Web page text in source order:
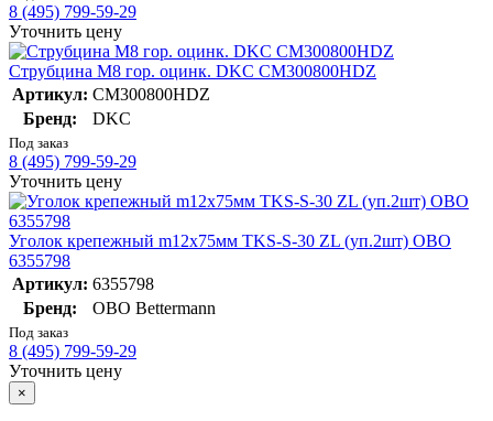
8 (495) 799-59-29
Уточнить цену
Струбцина М8 гор. оцинк. DKC CM300800HDZ
Артикул: CM300800HDZ
Бренд:
DKC
Под заказ
8 (495) 799-59-29
Уточнить цену
Уголок крепежный m12х75мм TKS-S-30 ZL (уп.2шт) OBO
6355798
Артикул: 6355798
Бренд:
OBO Bettermann
Под заказ
8 (495) 799-59-29
Уточнить цену
×